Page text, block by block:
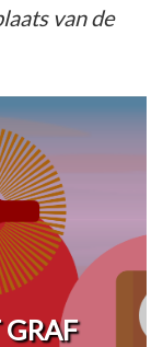
van de